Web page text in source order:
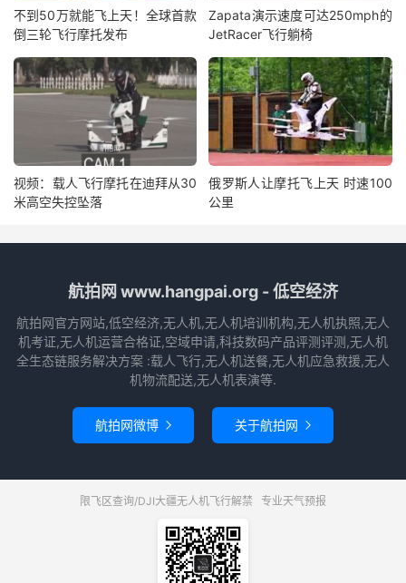
不到50万就能飞上天！全球首款
倒三轮飞行摩托发布
Zapata演示速度可达250mph的
JetRacer飞行躺椅
视频：载人飞行摩托在迪拜从30
米高空失控坠落
俄罗斯人让摩托飞上天 时速100
公里
航拍网 www.hangpai.org - 低空经济
航拍网官方网站,低空经济,无人机,无人机培训机构,无人机执照,无人
机考证,无人机运营合格证,空域申请,科技数码产品评测评测,无人机
全生态链服务解决方案 :载人飞行,无人机送餐,无人机应急救援,无人
机物流配送,无人机表演等.
航拍网微博  关于航拍网 
限飞区查询/DJI大疆无人机飞行解禁 专业天气预报